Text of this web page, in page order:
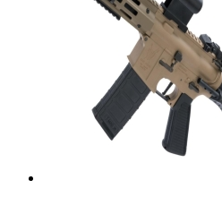
Walther FulMetal